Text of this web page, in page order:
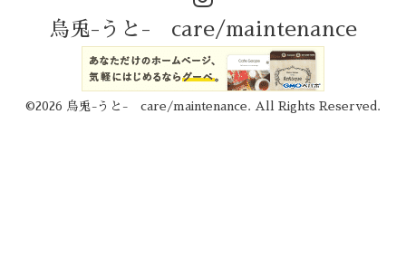
烏兎-うと- care/maintenance
©2026 烏兎-うと- care/maintenance . All Rights Reserved.